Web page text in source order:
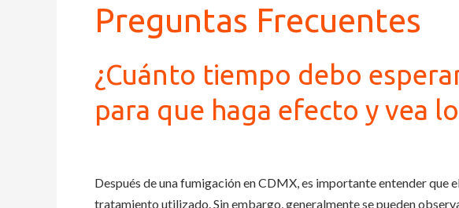
Preguntas Frecuentes
¿Cuánto tiempo debo
para que haga efecto y vea
Después de una fumigación en CDMX, es importante entender
tratamiento utilizado. Sin embargo, generalmente se pueden